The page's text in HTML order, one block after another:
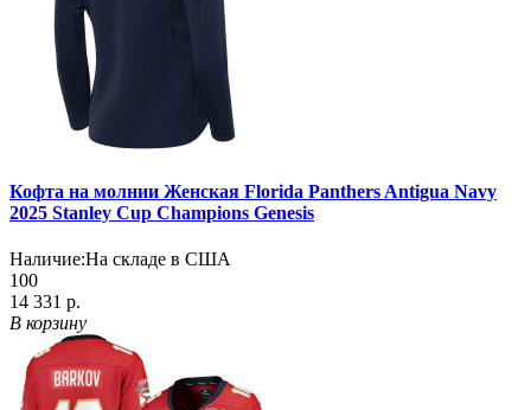
Кофта на молнии Женская Florida Panthers Antigua Navy
2025 Stanley Cup Champions Genesis
Наличие:На складе в США
100
14 331 р.
В корзину